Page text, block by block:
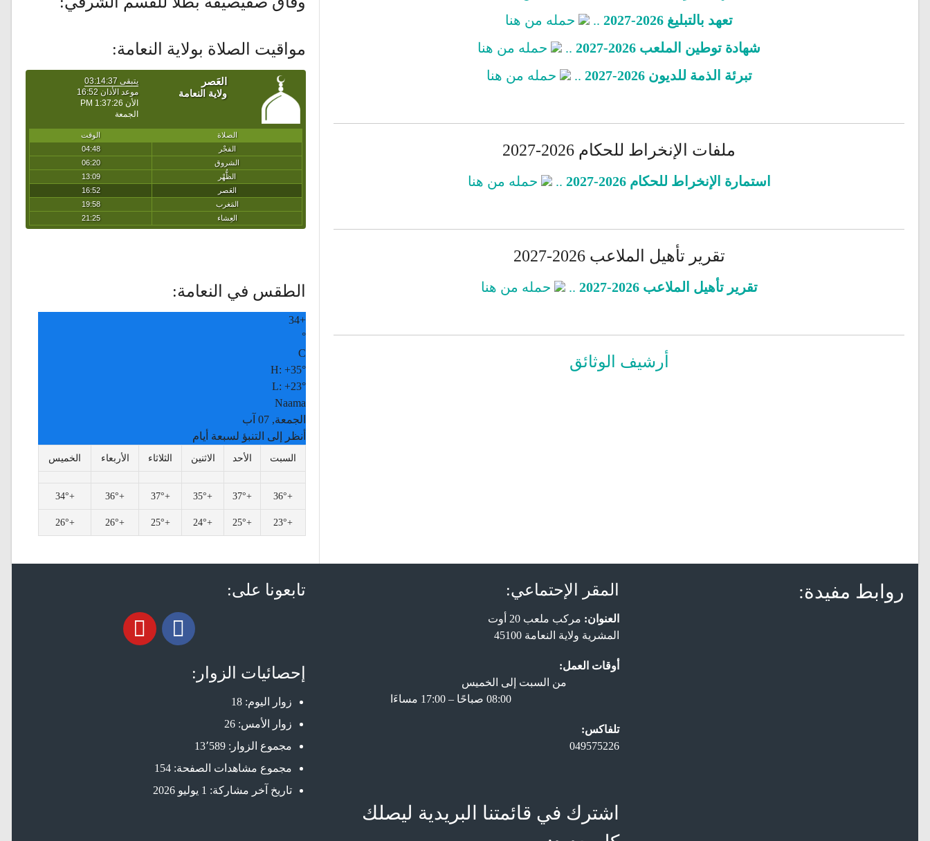
تعهد بالتبليغ 2026-2027
..
حمله من هنا
شهادة توطين الملعب 2026-2027
..
حمله من هنا
تبرئة الذمة للديون 2026-2027
.. حمله من هنا
ملفات الإنخراط للحكام 2026-2027
استمارة الإنخراط للحكام 2026-2027 .. حمله من هنا
تقرير تأهيل الملاعب 2026-2027
تقرير تأهيل الملاعب 2026-2027 .. حمله من هنا
أرشيف الوثائق
مواقيت الصلاة بولاية النعامة:
الطقس في النعامة:
+
34
°
C
H:+35°
L:+23°
Naama
الجمعة, 07 آب
أنظر إلى التنبؤ لسبعة أيام
السبت الأحد الاثنين الثلاثاء الأربعاء الخميس
+
36°
+
37°
+
35°
+
37°
+
36°
+
34°
+
23°
+
25°
+
24°
+
25°
+
26°
+
26°
روابط مفيدة: المقر الإحتماعي:
العنوان: مركب ملعب 20 أوت
المشرية ولاية النعامة 45100
أوقات العمل:
من السبت إلى الخميس
08:00 صباحًا – 17:00 مساءَا
تلفاكس:
049575226
اشترك في قائمتنا البريدية ليصلك
تابعونا على:
إحصائيات الزوار:
زوار اليوم: 18
زوار الأمس: 26
مجموع الزوار: 13٬589
مجموع مشاهدات الصفحة: 154
تاريخ آخر مشاركة: 1 يوليو 2026